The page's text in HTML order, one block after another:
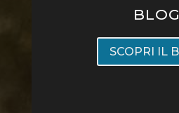
BLOG
SCOPRI IL